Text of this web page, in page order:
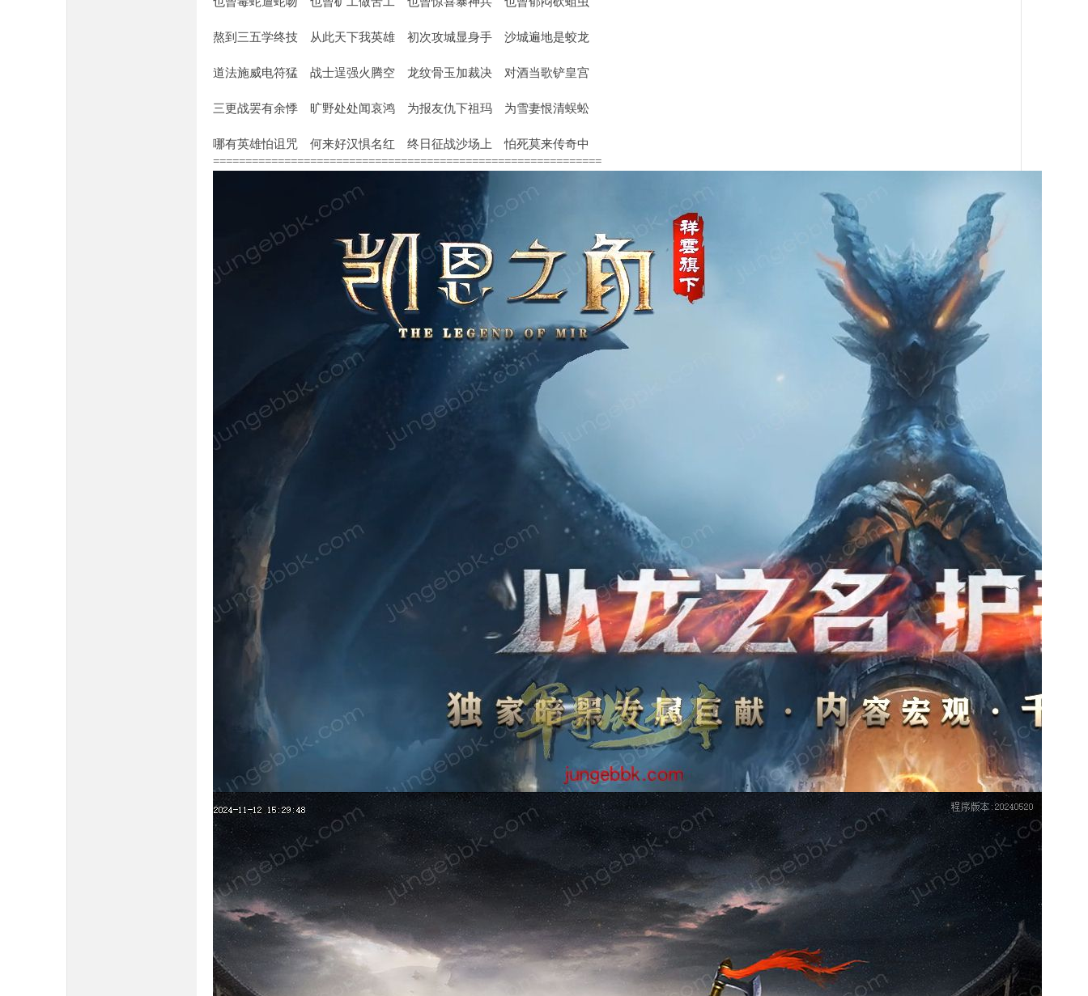
熬到三五学终技 从此天下我英雄 初次攻城显身手 沙城遍地是蛟龙
道法施威电符猛 战士逞强火腾空 龙纹骨玉加裁决 对酒当歌铲皇宫
三更战罢有余悸 旷野处处闻哀鸿 为报友仇下祖玛 为雪妻恨清蜈蚣
哪有英雄怕诅咒 何来好汉惧名红 终日征战沙场上 怕死莫来传奇中
============================================================